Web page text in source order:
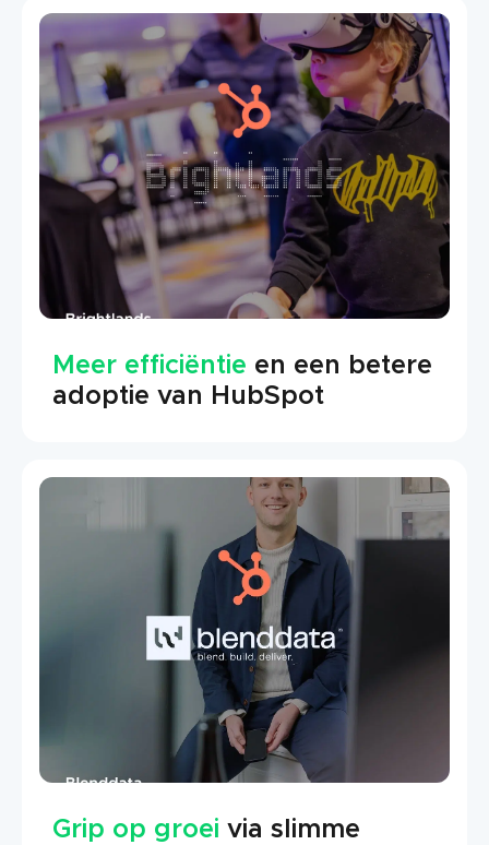
Meer efficiëntie en een betere
adoptie van HubSpot
Grip op groei via slimme